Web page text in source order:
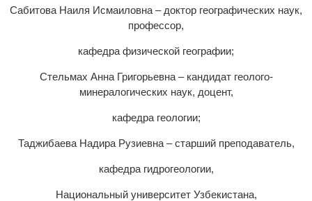
Сабитова Наиля Исмаиловна – доктор географических наук,
профессор,
кафедра физической географии;
Стельмах Анна Григорьевна – кандидат геолого-
минералогических наук, доцент,
кафедра геологии;
Таджибаева Надира Рузиевна – старший преподаватель,
кафедра гидрогеологии,
Национальный университет Узбекистана,